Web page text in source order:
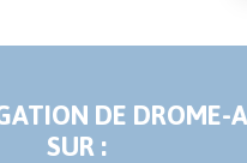
DE DROME-
SUR :